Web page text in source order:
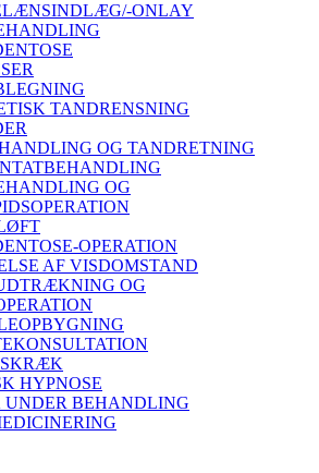
ONLAY
TANDRENSNING
OG TANDRETNING
OG
OPERATION
AF VISDOMSTAND
OG
HYPNOSE
UNDER BEHANDLING